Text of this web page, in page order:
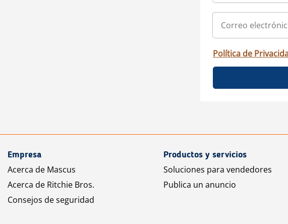
Política de
Empresa
Acerca de Mascus
Acerca de Ritchie Bros.
Consejos de seguridad
Productos y servicios
Soluciones para vendedores
Publica un anuncio